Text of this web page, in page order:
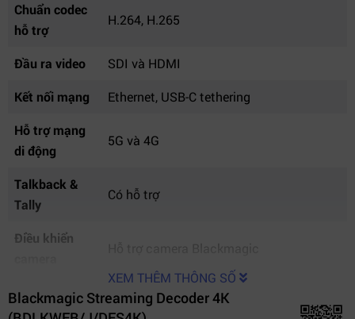
Chuẩn codec
hỗ trợ
H.264, H.265
Đầu ra video
SDI và HDMI
Kết nối mạng
Ethernet, USB-C tethering
Hỗ trợ mạng
di động
5G và 4G
Talkback &
Tally
Có hỗ trợ
Điều khiển
Đầu vào tham
chiếu
12G-SDI Reference Input
XEM THÊM THÔNG SỐ
Blackmagic Streaming Decoder 4K